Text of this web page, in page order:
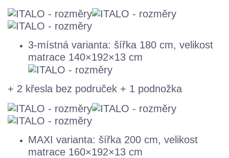
3-místná varianta: šířka 180 cm, velikost
matrace 140×192×13 cm
+ 2 křesla bez područek + 1 podnožka
MAXI varianta: šířka 200 cm, velikost
matrace 160×192×13 cm